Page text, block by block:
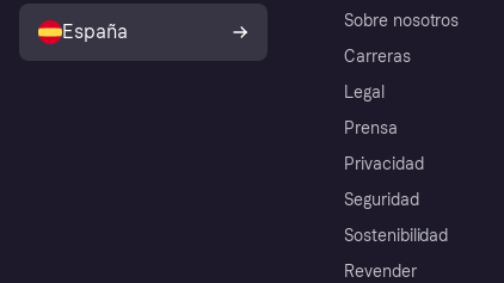
Sobre nosotros
Carreras
Legal
Prensa
Privacidad
Seguridad
Sostenibilidad
Revender
España